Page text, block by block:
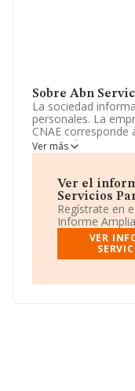
Sobre Abn
La sociedad
personales. La
CNAE corresponde
compañía no tiene
, CIF
Balboa núm. 114
Madrid.
Con los datos a
empresas
ámbito nacional
compañías alcanza
Ver más
Ver el
Servicios
Regístrate en
Informe
VER